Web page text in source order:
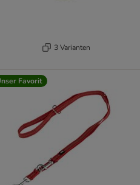
3 Varianten
Favorit